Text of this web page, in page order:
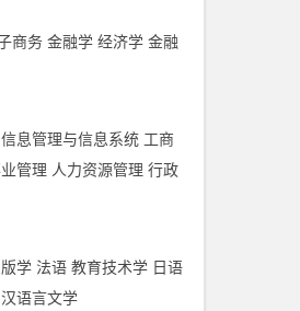
商务 金融学 经济学 金融
信息管理与信息系统 工商
管理 人力资源管理 行政
学 法语 教育技术学 日语
汉语言文学